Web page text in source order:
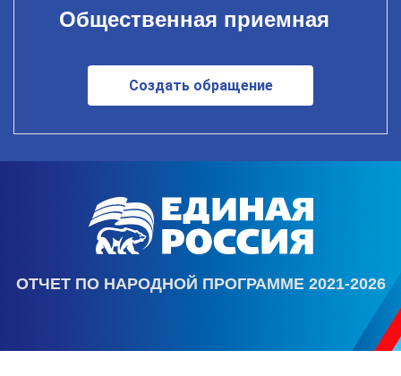
Общественная приемная
Создать обращение
ОТЧЕТ ПО НАРОДНОЙ ПРОГРАММЕ 2021-2026